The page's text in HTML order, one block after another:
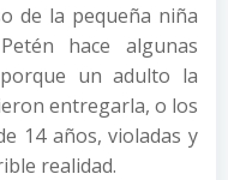
de la pequeña niña
hace algunas
un adulto la
entregarla, o los
14 años, violadas y
realidad.